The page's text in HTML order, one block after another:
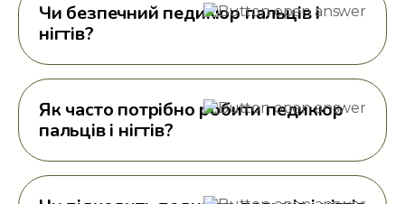
Чи безпечний педикюр пальців і
нігтів?
Як часто потрібно робити педикюр
пальців і нігтів?